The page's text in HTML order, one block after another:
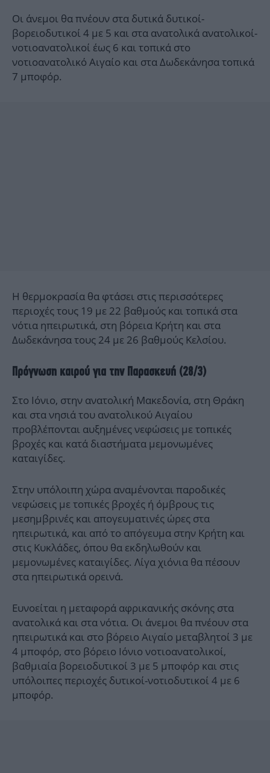
Οι άνεμοι θα πνέουν στα δυτικά δυτικοί-
βορειοδυτικοί 4 με 5 και στα ανατολικά ανατολικοί-
νοτιοανατολικοί έως 6 και τοπικά στο
νοτιοανατολικό Αιγαίο και στα Δωδεκάνησα τοπικά
7 μποφόρ.
Η θερμοκρασία θα φτάσει στις περισσότερες
περιοχές τους 19 με 22 βαθμούς και τοπικά στα
νότια ηπειρωτικά, στη βόρεια Κρήτη και στα
Δωδεκάνησα τους 24 με 26 βαθμούς Κελσίου.
Πρόγνωση καιρού για την Παρασκευή (28/3)
Στο Ιόνιο, στην ανατολική Μακεδονία, στη Θράκη
και στα νησιά του ανατολικού Αιγαίου
προβλέπονται αυξημένες νεφώσεις με τοπικές
βροχές και κατά διαστήματα μεμονωμένες
καταιγίδες.
Στην υπόλοιπη χώρα αναμένονται παροδικές
νεφώσεις με τοπικές βροχές ή όμβρους τις
μεσημβρινές και απογευματινές ώρες στα
ηπειρωτικά, και από το απόγευμα στην Κρήτη και
στις Κυκλάδες, όπου θα εκδηλωθούν και
μεμονωμένες καταιγίδες. Λίγα χιόνια θα πέσουν
στα ηπειρωτικά ορεινά.
Ευνοείται η μεταφορά αφρικανικής σκόνης στα
ανατολικά και στα νότια. Οι άνεμοι θα πνέουν στα
ηπειρωτικά και στο βόρειο Αιγαίο μεταβλητοί 3 με
4 μποφόρ, στο βόρειο Ιόνιο νοτιοανατολικοί,
βαθμιαία βορειοδυτικοί 3 με 5 μποφόρ και στις
υπόλοιπες περιοχές δυτικοί-νοτιοδυτικοί 4 με 6
μποφόρ.